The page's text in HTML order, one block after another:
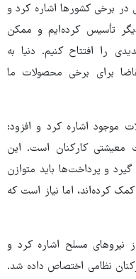
برخی کشورها اشاره کرد و
تأسیس کرده‌ایم و ممکن
را افتتاح کنیم. دنیا به
برای برخی محصولات ما
موجود اشاره کرد و افزود:
معیشتی کارکنان است. این
و پرداخت‌ها باید متوازن
کرده‌اند، اما نیاز است که
نیروهای مسلح اشاره کرد و
نظامی اختصاص داده شد.